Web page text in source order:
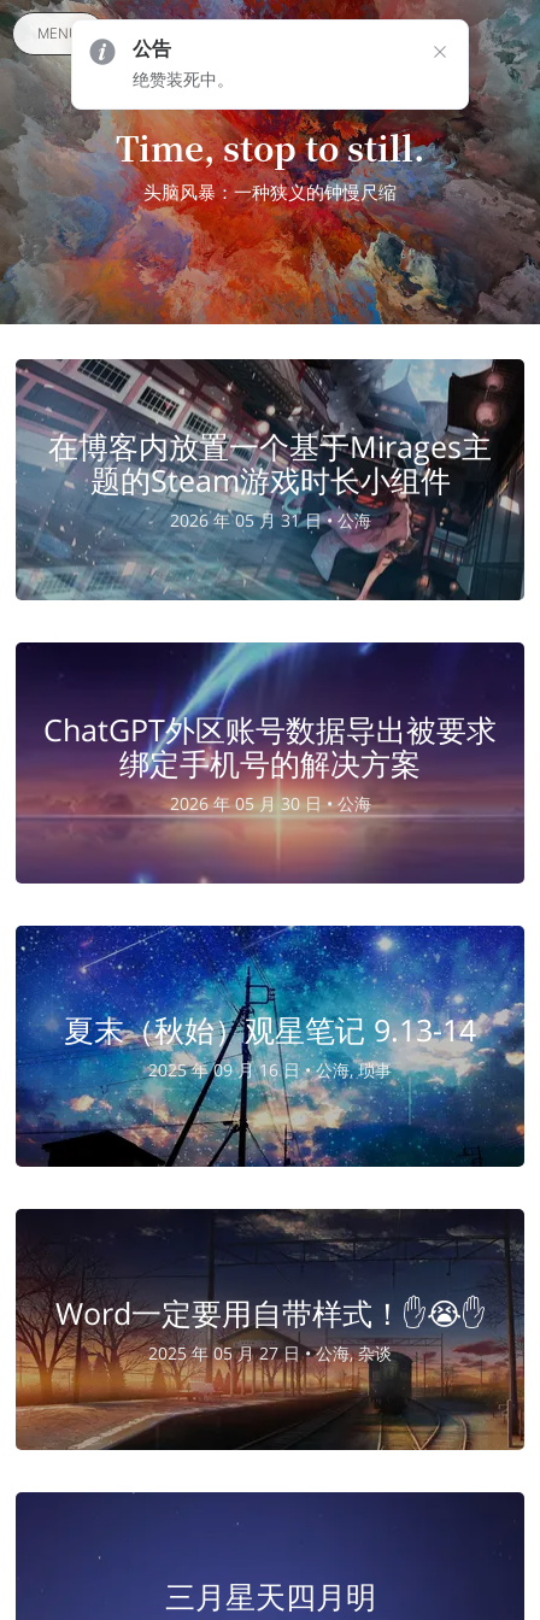
MENU
Time, stop to still.
头脑风暴：一种狭义的钟慢尺缩
在博客内放置一个基于Mirages主
题的Steam游戏时长小组件
2026 年 05 月 31 日 •公海
ChatGPT外区账号数据导出被要求
绑定手机号的解决方案
2026 年 05 月 30 日 •公海
夏末（秋始）观星笔记 9.13-14
2025 年 09 月 16 日 •公海, 琐事
Word一定要用自带样式！✋😭✋
2025 年 05 月 27 日 •公海, 杂谈
三月星天四月明
公告
绝赞装死中。